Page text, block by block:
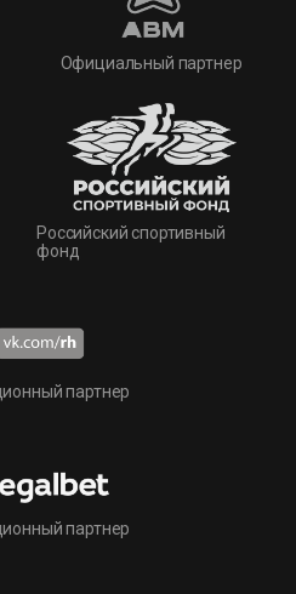
Официальный партнер
Российский спортивный
фонд
партнер
партнер